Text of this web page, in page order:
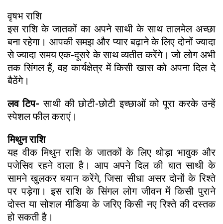
वृषभ राशि
इस राशि के जातकों का अपने साथी के साथ तालमेल अच्छा
बना रहेगा। आपकी समझ और प्यार बढ़ाने के लिए दोनों ज्यादा
से ज्यादा समय एक-दूसरे के साथ व्यतीत करेंगे। जो लोग अभी
तक सिंगल हैं, वह कार्यक्षेत्र में किसी खास को अपना दिल दे
बैठेंगे।
लव टिप-साथी की छोटी-छोटी इच्छाओं को पूरा करके उन्हें
स्पेशल फील कराएं।
मिथुन राशि
यह वीक मिथुन राशि के जातकों के लिए थोड़ा भावुक और
पजेसिव रहने वाला है। आप अपने दिल की बात साथी के
सामने खुलकर बयान करेंगे, जिसा सीधा असर दोनों के रिश्ते
पर पड़ेगा। इस राशि के सिंगल लोग जीवन में किसी पुराने
दोस्त या सोशल मीडिया के जरिए किसी नए रिश्ते की दस्तक
हो सकती है।